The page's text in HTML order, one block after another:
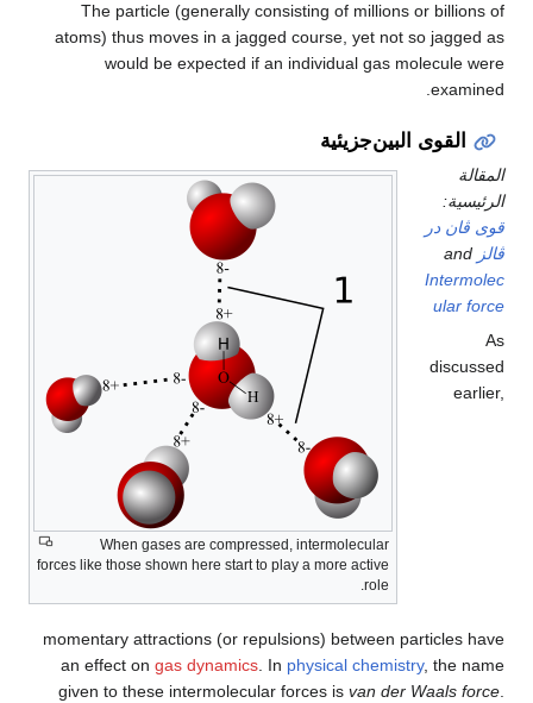
The particle (generally consisting of millions or billions of
atoms) thus moves in a jagged course, yet not so jagged as
would be expected if an individual gas molecule were
examined.
القوى البين‌جزيئية
When gases are compressed, intermolecular
forces like those shown here start to play a more active
role.
المقالة
الرئيسية:
قوى ڤان در
ڤالز
Intermolec
ular force
As
discussed
earlier,
momentary attractions (or repulsions) between particles have
an effect on gas dynamics. In physical chemistry, the name
given to these intermolecular forces is van der Waals force.